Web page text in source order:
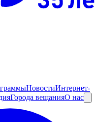
НовостиИнтернет-
Города вещанияО нас